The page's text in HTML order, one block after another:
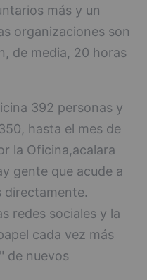
más y un
organizaciones son
de media, 20 horas
392 personas y
hasta el mes de
la Oficina,acalara
gente que acude a
directamente.
redes sociales y la
cada vez más
de nuevos